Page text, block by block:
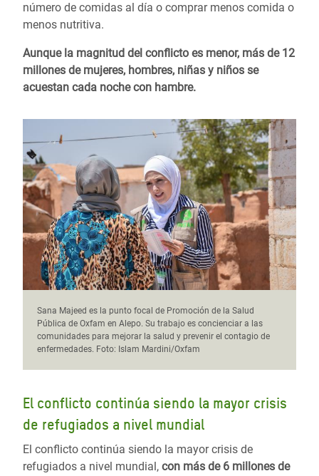
número de comidas al día o comprar menos comida o
menos nutritiva.
Aunque la magnitud del conflicto es menor, más de 12
millones de mujeres, hombres, niñas y niños se
acuestan cada noche con hambre.
Sana Majeed es la punto focal de Promoción de la Salud
Pública de Oxfam en Alepo. Su trabajo es concienciar a las
comunidades para mejorar la salud y prevenir el contagio de
enfermedades. Foto: Islam Mardini/Oxfam
El conflicto continúa siendo la mayor crisis
de refugiados a nivel mundial
El conflicto continúa siendo la mayor crisis de
refugiados a nivel mundial, con más de 6 millones de